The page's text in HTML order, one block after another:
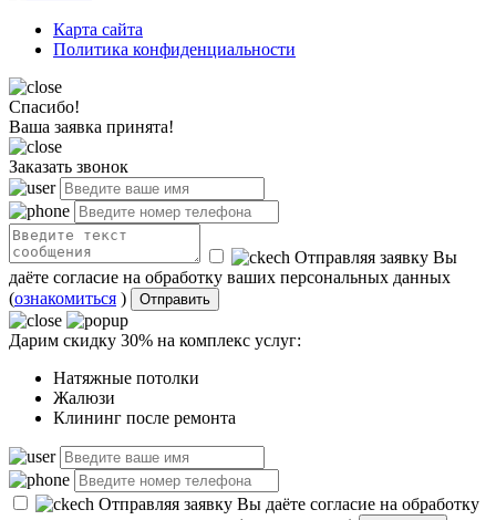
Карта сайта
Политика конфиденциальности
Спасибо!
Ваша заявка принята!
Заказать звонок
Отправляя заявку Вы
даёте согласие на обработку ваших персональных данных
(ознакомиться ) Отправить
Дарим скидку 30% на комплекс услуг:
Натяжные потолки
Жалюзи
Клининг после ремонта
Отправляя заявку Вы даёте согласие на обработку